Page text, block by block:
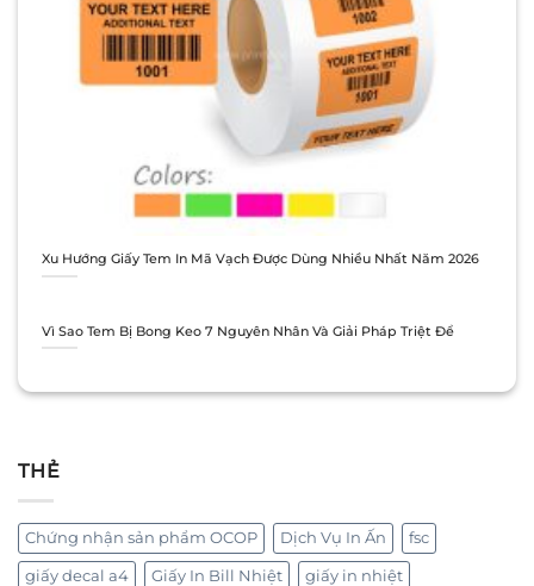
Xu Hướng Giấy Tem In Mã Vạch Được Dùng Nhiều Nhất Năm 2026
Vì Sao Tem Bị Bong Keo 7 Nguyên Nhân Và Giải Pháp Triệt Để
THẺ
Chứng nhận sản phẩm OCOP Dịch Vụ In Ấn fsc
giấy decal a4 Giấy In Bill Nhiệt giấy in nhiệt